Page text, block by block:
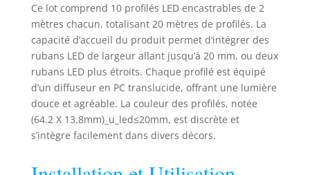
installation au
plafond, sur les
murs ou en
encastrement.
【Protection
Supérieure】 Le
profilé aluminium
de haute qualité,
fabriqué à partir
d’aluminium
Ce lot comprend 10 profilés LED encastrables de 2
mètres chacun, totalisant 20 mètres de profilés. La
capacité d’accueil du produit permet d’intégrer des
rubans LED de largeur allant jusqu’à 20 mm, ou deux
rubans LED plus étroits. Chaque profilé est équipé
d’un diffuseur en PC translucide, offrant une lumière
douce et agréable. La couleur des profilés, notée
(64.2 X 13.8mm)_u_led≤20mm, est discrète et
s’intègre facilement dans divers décors.